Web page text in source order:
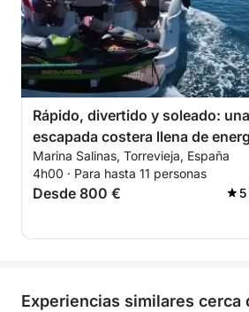
Rápido, divertido y soleado: una
escapada costera llena de
en Torrevieja.
Marina Salinas, Torrevieja, España
4h00 · Para hasta 11 personas
Desde 800 € 5
Experiencias similares cerca